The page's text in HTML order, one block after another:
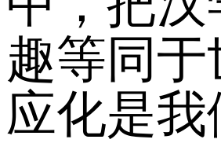
趣等同
应化是